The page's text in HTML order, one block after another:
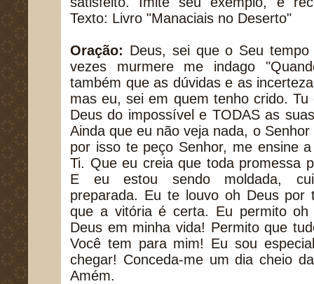
Texto: Livro "Manaciais no Deserto"
Oração: Deus, sei que o Seu
vezes murmere me indago
também que as dúvidas e as
mas eu, sei em quem tenho crido.
Deus do impossível e TODAS as
Ainda que eu não veja nada, o
por isso te peço Senhor, me ensine
Ti. Que eu creia que toda promessa
E eu estou sendo moldada,
preparada. Eu te louvo oh Deus por
que a vitória é certa. Eu permito
Deus em minha vida! Permito que
Você tem para mim! Eu sou
chegar! Conceda-me um dia cheio
Amém.